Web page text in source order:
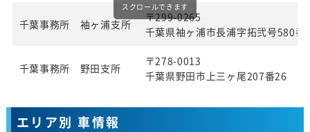
千葉事務所 袖ヶ浦支所
〒299-0265
千葉県袖ヶ浦市長浦字拓弐号580番
千葉事務所 野田支所
〒278-0013
千葉県野田市上三ヶ尾207番26
スクロールできます
エリア別 車情報